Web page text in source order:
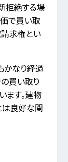
拒絶する場
で買い取
求権とい
かなり経過
買い取り
ます。建物
良好な関